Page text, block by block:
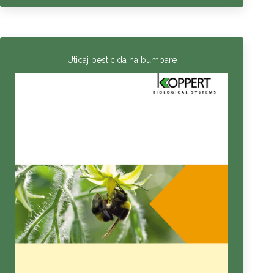
Uticaj pesticida na bumbare